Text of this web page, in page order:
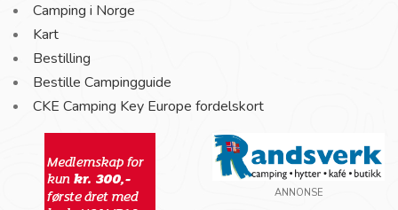
Camping i Norge
Kart
Bestilling
Bestille Campingguide
CKE Camping Key Europe fordelskort
ANNONSE